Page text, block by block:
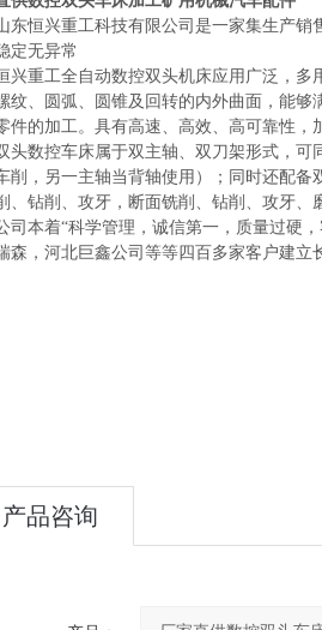
东恒兴重工科技有限公司是一家集生产
定无异常
兴重工全自动数控双头机床应用广泛，多
纹、圆弧、圆锥及回转的内外曲面，能
件的加工。具有高速、高效、高可靠性，
头数控车床属于双主轴、双刀架形式，
削，另一主轴当背轴使用）；同时还配
、钻削、攻牙，断面铣削、钻削、攻牙、
司本着“科学管理，诚信第一，质量过硬
森，河北巨鑫公司等等四百多家客户建立
产品咨询